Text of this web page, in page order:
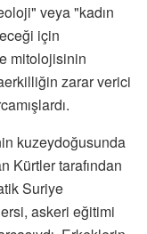
veya "kadın
için
mitolojisinin
zarar verici
kuzeydoğusunda
Kürtler tarafından
Suriye
askeri eğitimi